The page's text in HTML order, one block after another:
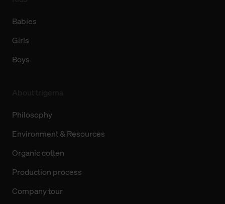
Babies
Girls
Boys
Philosophy
Environment & Resources
Organic cotten
Production process
Company tour